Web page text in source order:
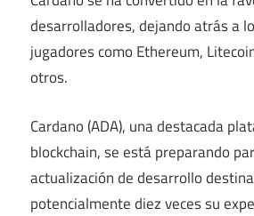
desarrolladores, dejando atrás a
jugadores como Ethereum,
otros.
Cardano (ADA), una destacada
blockchain, se está preparando
actualización de desarrollo
potencialmente diez veces su